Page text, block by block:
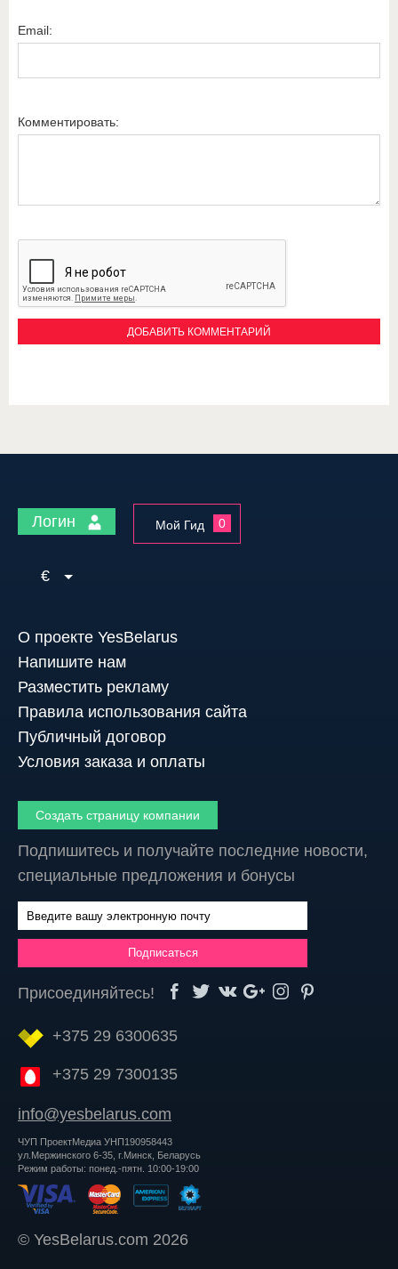
Email:
Комментировать:
Логин Мой Гид 0
€
О проекте YesBelarus
Напишите нам
Разместить рекламу
Правила использования сайта
Публичный договор
Условия заказа и оплаты
Создать страницу компании
Подпишитесь и получайте последние новости,
специальные предложения и бонусы
Присоединяйтесь!
+375 29 6300635
+375 29 7300135
info@yesbelarus.com
ЧУП ПроектМедиа УНП190958443
ул.Мержинского 6-35, г.Минск, Беларусь
Режим работы: понед.-пятн. 10:00-19:00
© YesBelarus.com 2026